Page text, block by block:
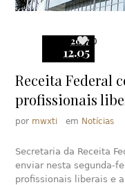
2017
12.05
0
Receita Federal
profissionais
por mwxti em Notícias
Secretaria da Receita
enviar nesta segunda-
profissionais liberais e